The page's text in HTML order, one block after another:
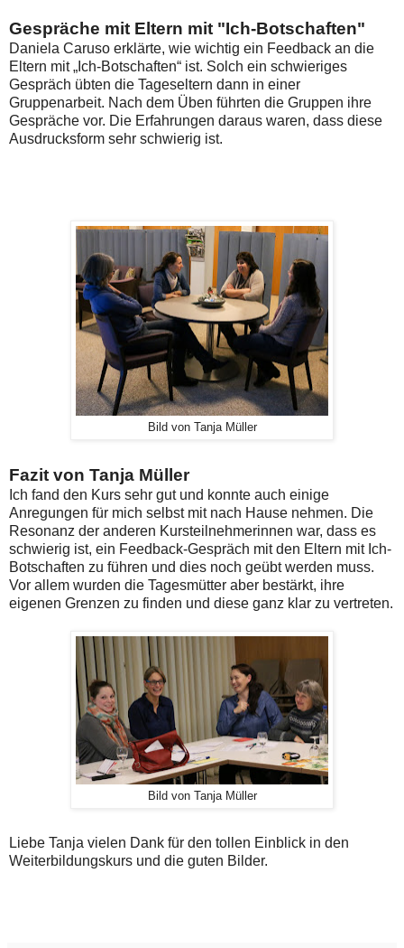
Gespräche mit Eltern mit "Ich-Botschaften"
Daniela Caruso erklärte, wie wichtig ein Feedback an die
Eltern mit „Ich-Botschaften“ ist. Solch ein schwieriges
Gespräch übten die Tageseltern dann in einer
Gruppenarbeit. Nach dem Üben führten die Gruppen ihre
Gespräche vor. Die Erfahrungen daraus waren, dass diese
Ausdrucksform sehr schwierig ist.
Bild von Tanja Müller
Fazit von Tanja Müller
Ich fand den Kurs sehr gut und konnte auch einige
Anregungen für mich selbst mit nach Hause nehmen. Die
Resonanz der anderen Kursteilnehmerinnen war, dass es
schwierig ist, ein Feedback-Gespräch mit den Eltern mit Ich-
Botschaften zu führen und dies noch geübt werden muss.
Vor allem wurden die Tagesmütter aber bestärkt, ihre
eigenen Grenzen zu finden und diese ganz klar zu vertreten.
Bild von Tanja Müller
Liebe Tanja vielen Dank für den tollen Einblick in den
Weiterbildungskurs und die guten Bilder.